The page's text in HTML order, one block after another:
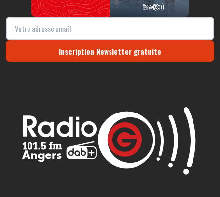
Inscription Newsletter gratuite